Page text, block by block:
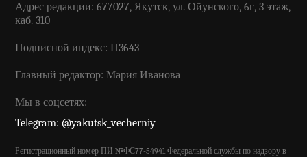
Адрес редакции: 677027, Якутск, ул. Ойунского, 6г, 3 этаж,
каб. 310
Подписной индекс: П3643
Главный редактор: Мария Иванова
Мы в соцсетях:
Telegram: @yakutsk_vecherniy
Регистрационный номер ПИ №ФС77-54941 Федеральной службы по надзору в